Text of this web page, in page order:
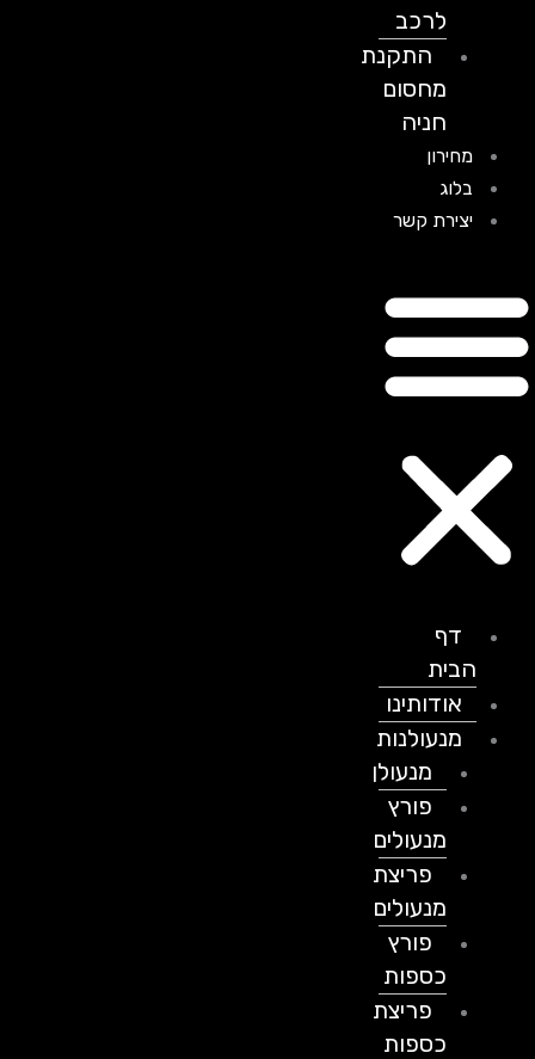
לרכב
התקנת
מחסום
חניה
מחירון
בלוג
יצירת קשר
דף
הבית
אודותינו
מנעולנות
מנעולן
פורץ
מנעולים
פריצת
מנעולים
פורץ
כספות
פריצת
כספות